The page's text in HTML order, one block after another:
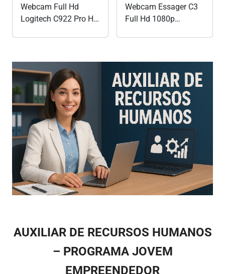
Webcam Full Hd
Logitech C922 Pro Hd
Webcam Essager C3
Full Hd 1080p
AUXILIAR DE RECURSOS HUMANOS
– PROGRAMA JOVEM
EMPREENDEDOR